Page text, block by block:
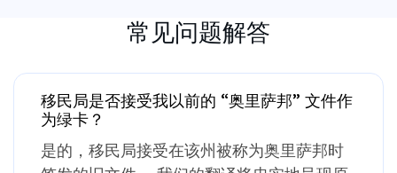
常见问题解答
移民局是否接受我以前的 “奥里萨邦” 文件作
为绿卡？
是的，移民局接受在该州被称为奥里萨邦时